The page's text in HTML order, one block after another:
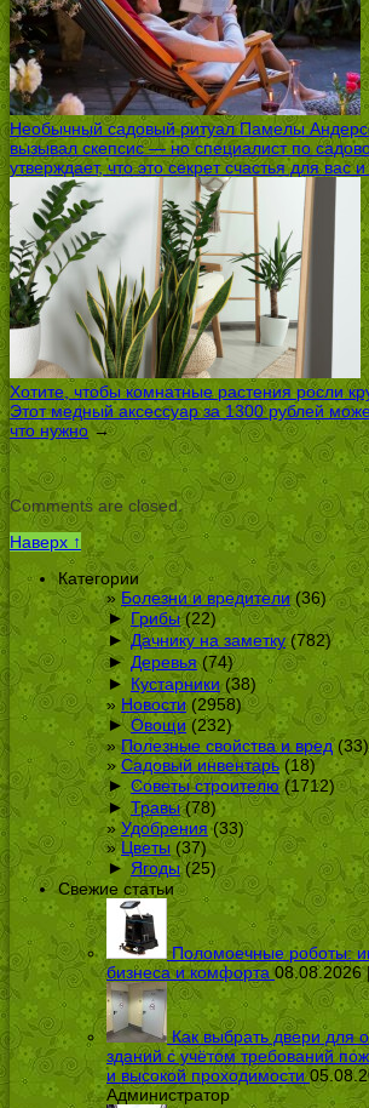
Необычный садовый ритуал Памелы
вызывал скепсис — но специалист по
утверждает, что это секрет счастья для вас
Хотите, чтобы комнатные растения росли
Этот медный аксессуар за 1300 рублей
что нужно→
Comments are closed.
Наверх ↑
Категории
Болезни и вредители(36)
► Грибы(22)
► Дачнику на заметку(782)
► Деревья(74)
► Кустарники (38)
Новости(2958)
► Овощи(232)
Полезные свойства и вред(33)
Садовый инвентарь(18)
► Советы строителю(1712)
► Травы(78)
Удобрения(33)
Цветы (37)
► Ягоды(25)
Свежие статьи
Поломоечные роботы:
бизнеса и комфорта 08.08.2026
Как выбрать двери для
зданий с учётом требований
и высокой проходимости
Администратор